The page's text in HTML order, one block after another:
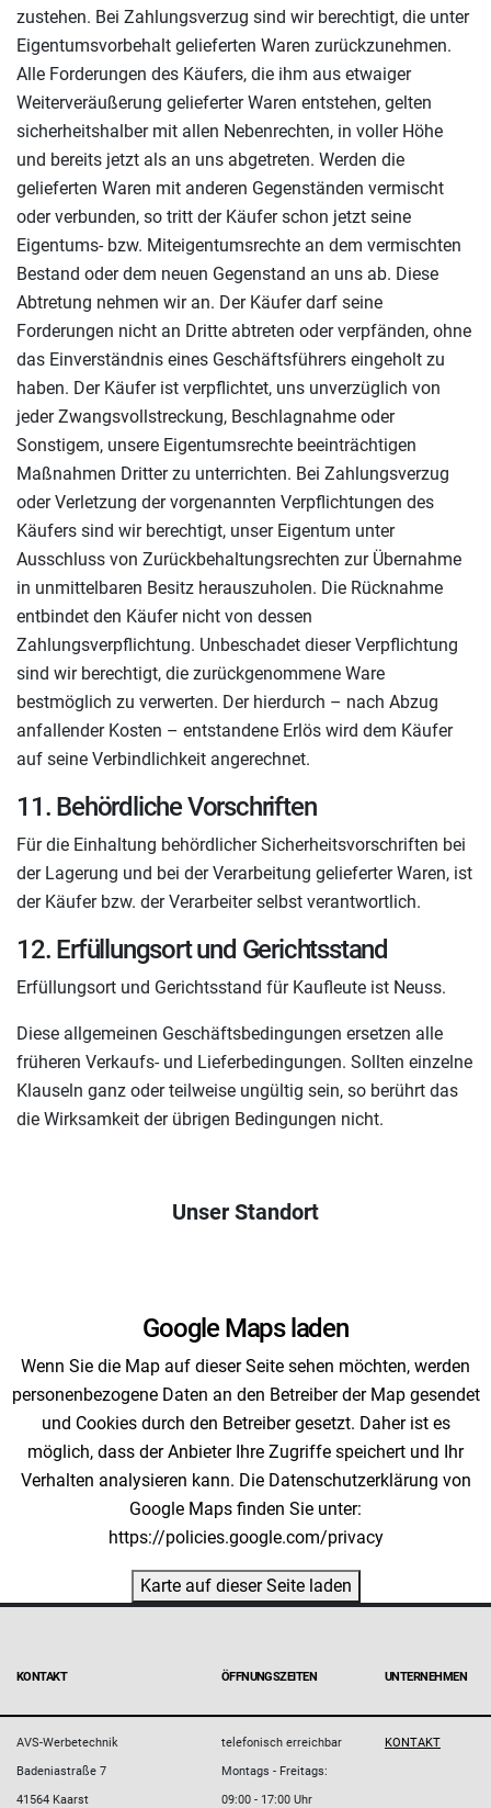
zustehen. Bei Zahlungsverzug sind wir berechtigt, die unter
Eigentumsvorbehalt gelieferten Waren zurückzunehmen.
Alle Forderungen des Käufers, die ihm aus etwaiger
Weiterveräußerung gelieferter Waren entstehen, gelten
sicherheitshalber mit allen Nebenrechten, in voller Höhe
und bereits jetzt als an uns abgetreten. Werden die
gelieferten Waren mit anderen Gegenständen vermischt
oder verbunden, so tritt der Käufer schon jetzt seine
Eigentums- bzw. Miteigentumsrechte an dem vermischten
Bestand oder dem neuen Gegenstand an uns ab. Diese
Abtretung nehmen wir an. Der Käufer darf seine
Forderungen nicht an Dritte abtreten oder verpfänden, ohne
das Einverständnis eines Geschäftsführers eingeholt zu
haben. Der Käufer ist verpflichtet, uns unverzüglich von
jeder Zwangsvollstreckung, Beschlagnahme oder
Sonstigem, unsere Eigentumsrechte beeinträchtigen
Maßnahmen Dritter zu unterrichten. Bei Zahlungsverzug
oder Verletzung der vorgenannten Verpflichtungen des
Käufers sind wir berechtigt, unser Eigentum unter
Ausschluss von Zurückbehaltungsrechten zur Übernahme
in unmittelbaren Besitz herauszuholen. Die Rücknahme
entbindet den Käufer nicht von dessen
Zahlungsverpflichtung. Unbeschadet dieser Verpflichtung
sind wir berechtigt, die zurückgenommene Ware
bestmöglich zu verwerten. Der hierdurch – nach Abzug
anfallender Kosten – entstandene Erlös wird dem Käufer
auf seine Verbindlichkeit angerechnet.
11. Behördliche Vorschriften
Für die Einhaltung behördlicher Sicherheitsvorschriften bei
der Lagerung und bei der Verarbeitung gelieferter Waren, ist
der Käufer bzw. der Verarbeiter selbst verantwortlich.
12. Erfüllungsort und Gerichtsstand
Erfüllungsort und Gerichtsstand für Kaufleute ist Neuss.
Diese allgemeinen Geschäftsbedingungen ersetzen alle
früheren Verkaufs- und Lieferbedingungen. Sollten einzelne
Klauseln ganz oder teilweise ungültig sein, so berührt das
die Wirksamkeit der übrigen Bedingungen nicht.
Unser Standort
Google Maps laden
Wenn Sie die Map auf dieser Seite sehen möchten, werden
personenbezogene Daten an den Betreiber der Map gesendet
und Cookies durch den Betreiber gesetzt. Daher ist es
möglich, dass der Anbieter Ihre Zugriffe speichert und Ihr
Verhalten analysieren kann. Die Datenschutzerklärung von
Google Maps finden Sie unter:
https://policies.google.com/privacy
Karte auf dieser Seite laden
KONTAKT ÖFFNUNGSZEITEN UNTERNEHMEN
AVS-Werbetechnik
Badeniastraße 7
41564 Kaarst
telefonisch erreichbar
Montags - Freitags:
09:00 - 17:00 Uhr
KONTAKT